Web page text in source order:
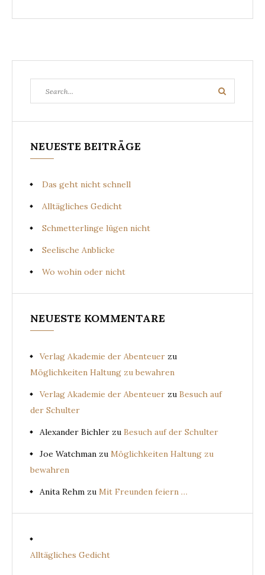
for:
Search
NEUESTE BEITRÄGE
Das geht nicht schnell
Alltägliches Gedicht
Schmetterlinge lügen nicht
Seelische Anblicke
Wo wohin oder nicht
NEUESTE KOMMENTARE
Verlag Akademie der Abenteuer zu
Möglichkeiten Haltung zu bewahren
Verlag Akademie der Abenteuer zu Besuch auf
der Schulter
Alexander Bichler zu Besuch auf der Schulter
Joe Watchman zu Möglichkeiten Haltung zu
bewahren
Anita Rehm zu Mit Freunden feiern …
Alltägliches Gedicht